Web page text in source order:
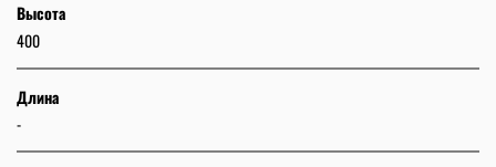
Высота
400
Длина
-